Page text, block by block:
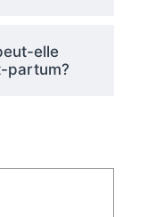
elle
partum?